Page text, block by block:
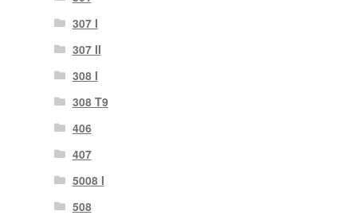
307 I
307 II
308 I
308 T9
406
407
5008 I
508